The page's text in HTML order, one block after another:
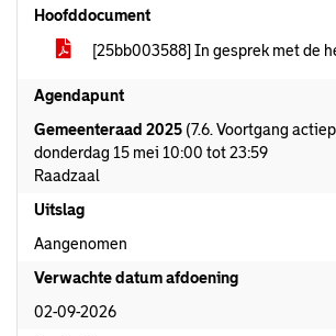
Hoofddocument
[25bb003588] In gesprek met de
Agendapunt
Gemeenteraad 2025 (7.6. Voortgang
donderdag 15 mei 10:00 tot 23:59
Raadzaal
Uitslag
Aangenomen
Verwachte datum afdoening
02-09-2026